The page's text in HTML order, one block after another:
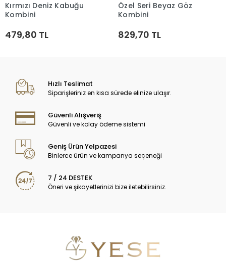
Sepete Ekle
Kırmızı Deniz Kabuğu
Kombini
479,80 TL
Sepete Ekle
Özel Seri Beyaz Göz
Kombini
829,70 TL
Hızlı Teslimat
Siparişleriniz en kısa sürede elinize ulaşır.
Güvenli Alışveriş
Güvenli ve kolay ödeme sistemi
Geniş Ürün Yelpazesi
Binlerce ürün ve kampanya seçeneği
7 / 24 DESTEK
Öneri ve şikayetlerinizi bize iletebilirsiniz.